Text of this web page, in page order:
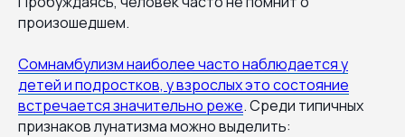
произошедшем.
Сомнамбулизм наиболее часто наблюдается у
детей и подростков, у взрослых это состояние
встречается значительно реже. Среди типичных
признаков лунатизма можно выделить: